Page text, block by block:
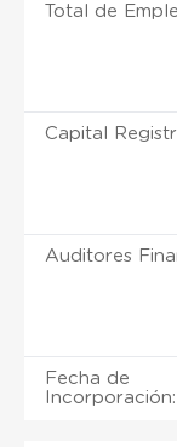
Total de
Capital
Auditores
Fecha de
Incorporación: